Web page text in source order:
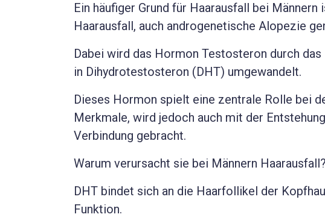
Ein häufiger Grund für Haarausfall bei
Haarausfall, auch androgenetische Alopezie
Dabei wird das Hormon Testosteron durch
in Dihydrotestosteron (DHT) umgewandelt.
Dieses Hormon spielt eine zentrale Rolle bei
Merkmale, wird jedoch auch mit der
Verbindung gebracht.
Warum verursacht sie bei Männern Haarausfall?
DHT bindet sich an die Haarfollikel der
Funktion.